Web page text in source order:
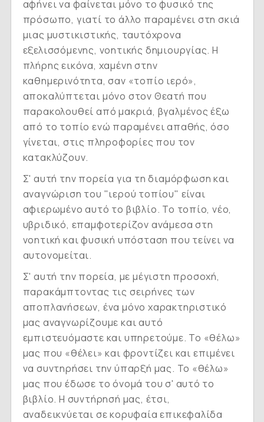
αφήνει να φαίνεται μόνο το φυσικό της
πρόσωπο, γιατί το άλλο παραμένει στη σκιά
μιας μυστικιστικής, ταυτόχρονα
εξελισσόμενης, νοητικής δημιουργίας. Η
πλήρης εικόνα, χαμένη στην
καθημερινότητα, σαν «τοπίο ιερό»,
αποκαλύπτεται μόνο στον Θεατή που
παρακολουθεί από μακριά, βγαλμένος έξω
από το τοπίο ενώ παραμένει απαθής, όσο
γίνεται, στις πληροφορίες που τον
κατακλύζουν.
Σ' αυτή την πορεία για τη διαμόρφωση και
αναγνώριση του "ιερού τοπίου" είναι
αφιερωμένο αυτό το βιβλίο. Το τοπίο, νέο,
υβριδικό, επαμφοτερίζον ανάμεσα στη
νοητική και φυσική υπόσταση που τείνει να
αυτονομείται.
Σ' αυτή την πορεία, με μέγιστη προσοχή,
παρακάμπτοντας τις σειρήνες των
αποπλανήσεων, ένα μόνο χαρακτηριστικό
μας αναγνωρίζουμε και αυτό
εμπιστευόμαστε και υπηρετούμε. Το «θέλω»
μας που «θέλει» και φροντίζει και επιμένει
να συντηρήσει την ύπαρξή μας. Το «θέλω»
μας που έδωσε το όνομά του σ' αυτό το
βιβλίο. Η συντήρησή μας, έτσι,
αναδεικνύεται σε κορυφαία επικεφαλίδα